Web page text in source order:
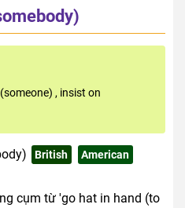
, insist on
British
American
cụm từ 'go hat in hand (to